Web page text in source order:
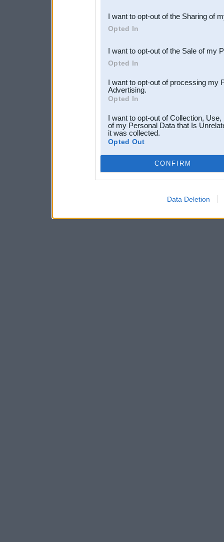
Downstream Participants
third parties.
I want to opt-out of the Sharing of
Opted In
I want to opt-out of the Sale of my
Opted In
I want to opt-out of processing my
Advertising.
Opted In
I want to opt-out of Collection,
of my Personal Data that Is
it was collected.
Opted Out
CONFIRM
Data Deletion